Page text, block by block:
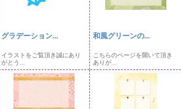
グラデーション...
イラストをご覧頂き誠にあり
がとう...
和風グリーンの...
こちらのページを開いて頂き
ありが...